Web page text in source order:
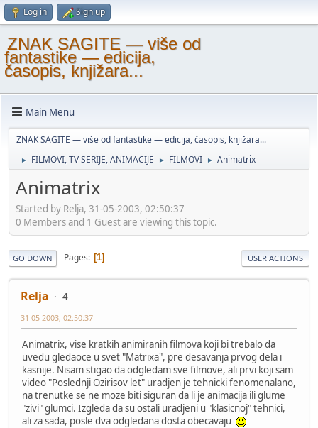
Log in Sign up
ZNAK SAGITE — više od
fantastike — edicija,
časopis, knjižara...
Main Menu
ZNAK SAGITE — više od fantastike — edicija, časopis, knjižara...
► FILMOVI, TV SERIJE, ANIMACIJE ► FILMOVI ► Animatrix
Animatrix
Started by Relja, 31-05-2003, 02:50:37
0 Members and 1 Guest are viewing this topic.
GO DOWN Pages 1 USER ACTIONS
Relja 4
31-05-2003, 02:50:37
Animatrix, vise kratkih animiranih filmova koji bi trebalo da
uvedu gledaoce u svet "Matrixa", pre desavanja prvog dela i
kasnije. Nisam stigao da odgledam sve filmove, ali prvi koji sam
video "Poslednji Ozirisov let" uradjen je tehnicki fenomenalano,
na trenutke se ne moze biti siguran da li je animacija ili glume
"zivi" glumci. Izgleda da su ostali uradjeni u "klasicnoj" tehnici,
ali za sada, posle dva odgledana dosta obecavaju